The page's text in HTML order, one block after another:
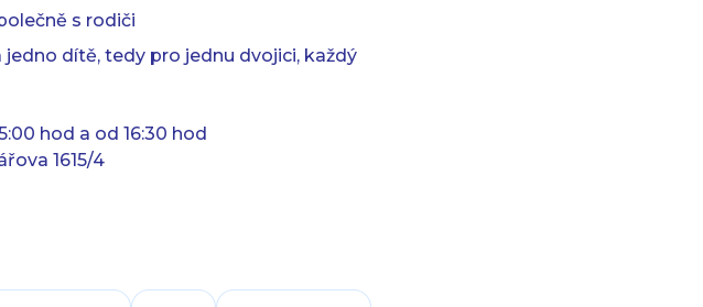
s rodiči
dítě, tedy pro jednu dvojici, každý
hod a od 16:30 hod
1615/4